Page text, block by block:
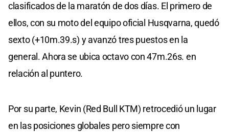
clasificados de la maratón de dos días. El primero de
ellos, con su moto del equipo oficial Husqvarna, quedó
sexto (+10m.39.s) y avanzó tres puestos en la
general. Ahora se ubica octavo con 47m.26s. en
relación al puntero.
Por su parte, Kevin (Red Bull KTM) retrocedió un lugar
en las posiciones globales pero siempre con